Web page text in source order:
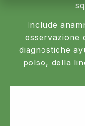
Include
osservazione
diagnostiche
polso, della